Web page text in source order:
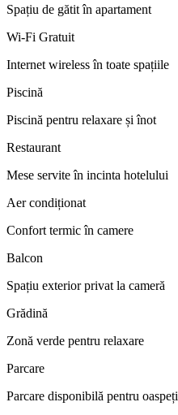
Spațiu de gătit în apartament
Wi-Fi Gratuit
Internet wireless în toate spațiile
Piscină
Piscină pentru relaxare și înot
Restaurant
Mese servite în incinta hotelului
Aer condiționat
Confort termic în camere
Balcon
Spațiu exterior privat la cameră
Grădină
Zonă verde pentru relaxare
Parcare
Parcare disponibilă pentru oaspeți